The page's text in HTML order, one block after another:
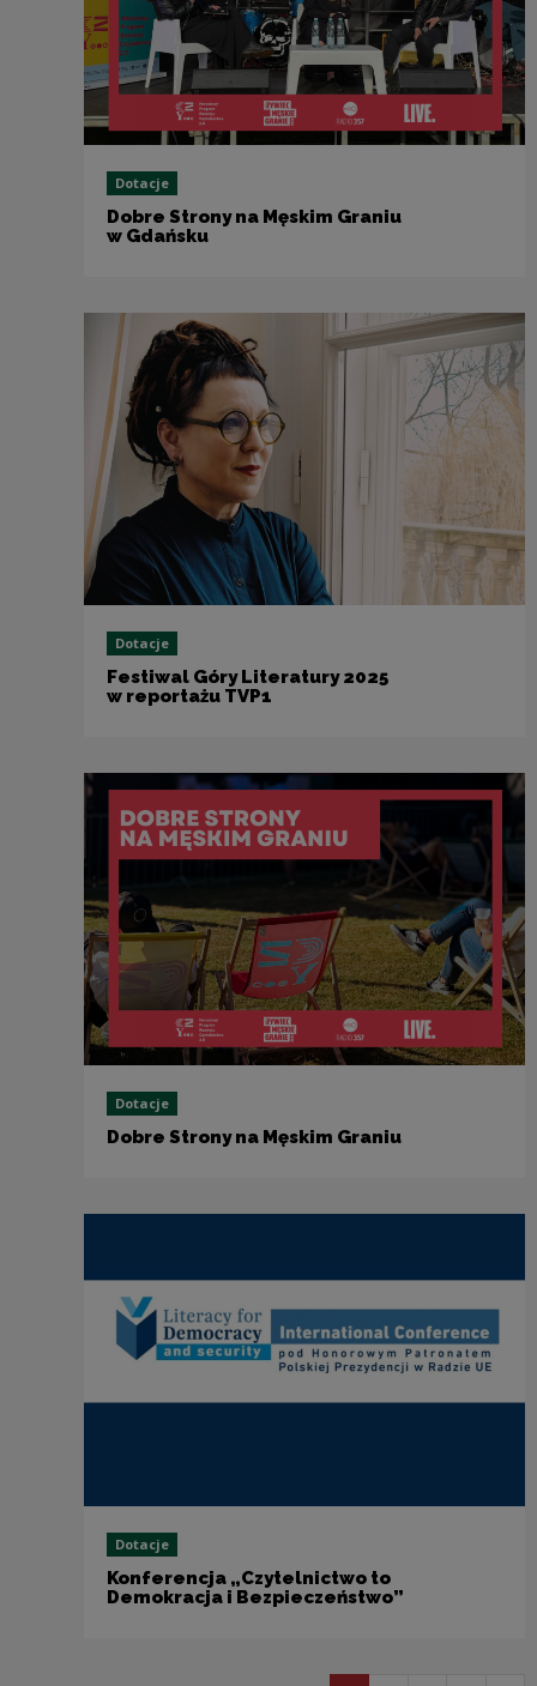
Dotacje
Dobre Strony na Męskim Graniu
w Gdańsku
Dotacje
Festiwal Góry Literatury 2025
w reportażu TVP1
Dotacje
Dobre Strony na Męskim Graniu
Dotacje
Konferencja „Czytelnictwo to
Demokracja i Bezpieczeństwo”